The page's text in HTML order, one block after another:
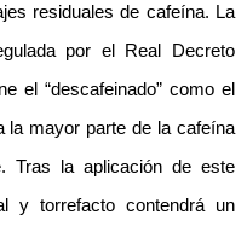
residuales de cafeína. La
por el Real Decreto
el “descafeinado” como el
la mayor parte de la cafeína
la aplicación de este
y torrefacto contendrá un